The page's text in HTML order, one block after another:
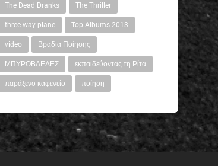
The Dead Dranks The Thriller
three way plane Top Albums 2013
video Βραδιά Ποίησης
ΜΠΥΡΟΒΔΕΛΕΣ εκπαιδεύοντας τη Ρίτα
παράξενο καφενείο ποίηση